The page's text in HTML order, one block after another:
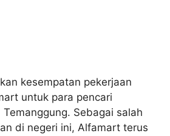
kesempatan pekerjaan
untuk para pencari
Sebagai salah
di negeri ini, Alfamart terus